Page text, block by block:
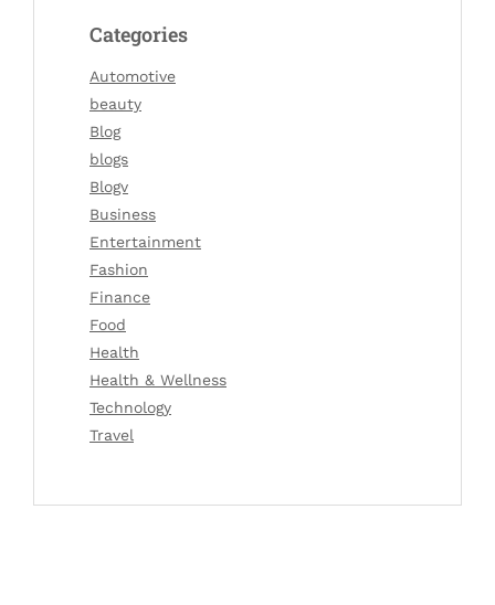
Categories
Automotive
beauty
Blog
blogs
Blogv
Business
Entertainment
Fashion
Finance
Food
Health
Health & Wellness
Technology
Travel